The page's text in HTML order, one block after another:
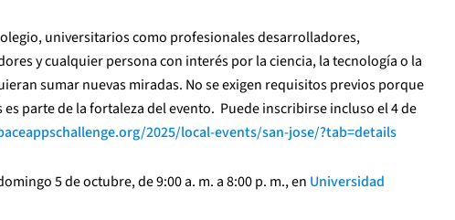
universitarios como profesionales desarrolladores,
y cualquier persona con interés por la ciencia, la tecnología o la
sumar nuevas miradas. No se exigen requisitos previos porque
parte de la fortaleza del evento. Puede inscribirse incluso el 4 de
2025/local-events/san-jose/?tab=details
5 de octubre, de 9:00 a. m. a 8:00 p. m., en Universidad